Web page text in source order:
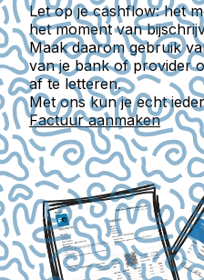
Let op je cashflow: het
het moment van
Maak daarom gebruik
van je bank of provider
af te letteren.
Met ons kun je echt
Factuur aanmaken